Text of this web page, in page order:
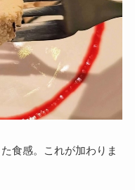
食感。これが加わりま